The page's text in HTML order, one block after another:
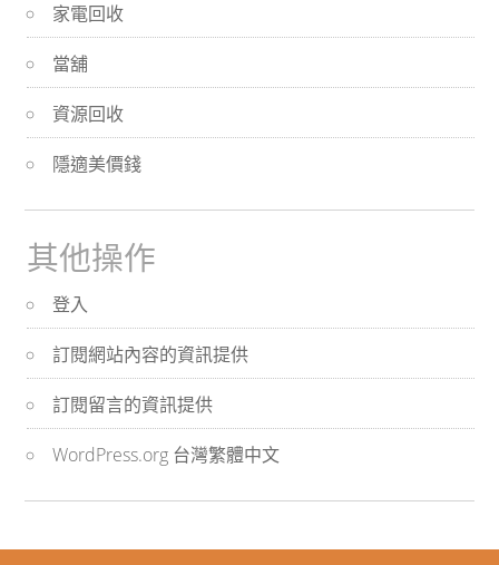
家電回收
當舖
資源回收
隱適美價錢
其他操作
登入
訂閱網站內容的資訊提供
訂閱留言的資訊提供
WordPress.org 台灣繁體中文